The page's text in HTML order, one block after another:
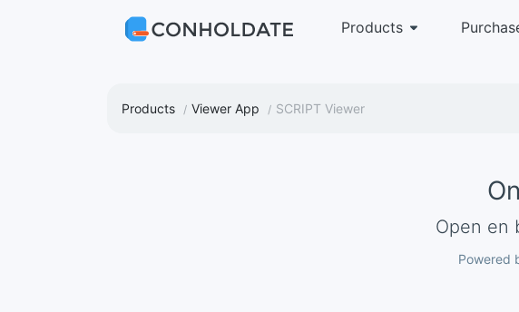
Products
Products Viewer App SCRIPT Viewer
Open
Powered